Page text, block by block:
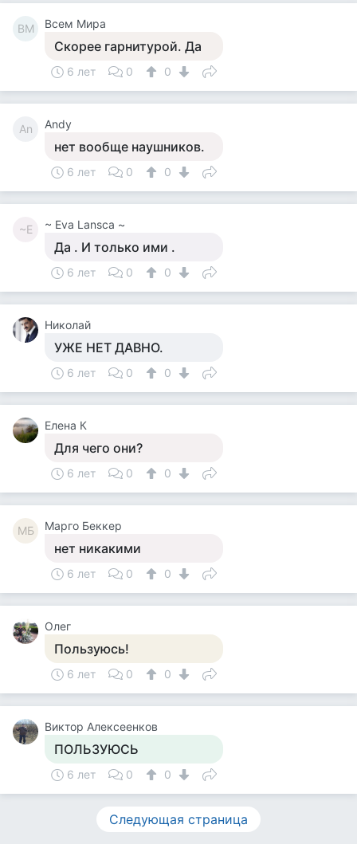
ВМ Всем Мира
Скорее гарнитурой. Да
6 лет 0 0
An Andy
нет вообще наушников.
6 лет 0 0
~E ~ Eva Lansca ~
Да . И только ими .
6 лет 0 0
Николай
УЖЕ НЕТ ДАВНО.
6 лет 0 0
Елена К
Для чего они?
6 лет 0 0
MБ Mарго Беккер
нет никакими
6 лет 0 0
Олег
Пользуюсь!
6 лет 0 0
Виктор Алексеенков
ПОЛЬЗУЮСЬ
6 лет 0 0
Следующая страница